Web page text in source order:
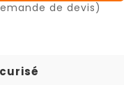
de devis)